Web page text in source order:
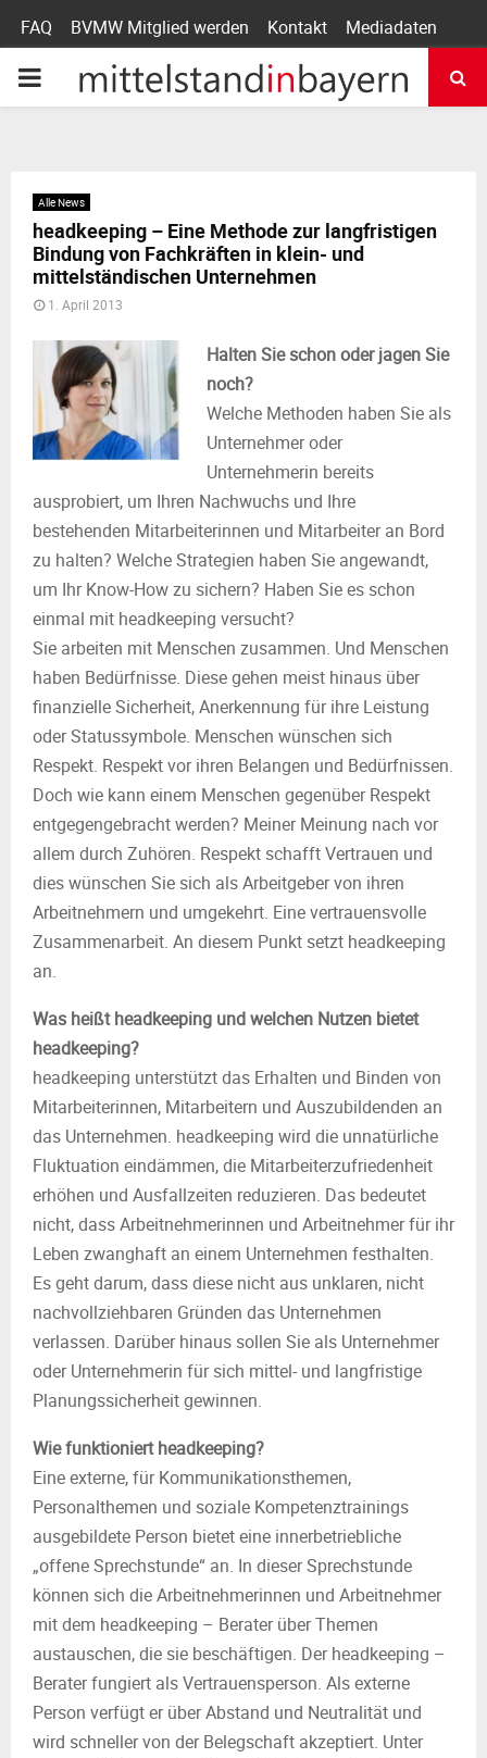
FAQ BVMW Mitglied werden Kontakt Mediadaten
P
M
A
Y
N
U
Alle News
headkeeping – Eine Methode zur langfristigen
Bindung von Fachkräften in klein- und
mittelständischen Unternehmen
1. April 2013
Halten Sie schon oder jagen Sie
noch?
Welche Methoden haben Sie als
Unternehmer oder
Unternehmerin bereits
ausprobiert, um Ihren Nachwuchs und Ihre
bestehenden Mitarbeiterinnen und Mitarbeiter an Bord
zu halten? Welche Strategien haben Sie angewandt,
um Ihr Know-How zu sichern? Haben Sie es schon
einmal mit headkeeping versucht?
Sie arbeiten mit Menschen zusammen. Und Menschen
haben Bedürfnisse. Diese gehen meist hinaus über
finanzielle Sicherheit, Anerkennung für ihre Leistung
oder Statussymbole. Menschen wünschen sich
Respekt. Respekt vor ihren Belangen und Bedürfnissen.
Doch wie kann einem Menschen gegenüber Respekt
entgegengebracht werden? Meiner Meinung nach vor
allem durch Zuhören. Respekt schafft Vertrauen und
dies wünschen Sie sich als Arbeitgeber von ihren
Arbeitnehmern und umgekehrt. Eine vertrauensvolle
Zusammenarbeit. An diesem Punkt setzt headkeeping
an.
Was heißt headkeeping und welchen Nutzen bietet
headkeeping?
headkeeping unterstützt das Erhalten und Binden von
Mitarbeiterinnen, Mitarbeitern und Auszubildenden an
das Unternehmen. headkeeping wird die unnatürliche
Fluktuation eindämmen, die Mitarbeiterzufriedenheit
erhöhen und Ausfallzeiten reduzieren. Das bedeutet
nicht, dass Arbeitnehmerinnen und Arbeitnehmer für ihr
Leben zwanghaft an einem Unternehmen festhalten.
Es geht darum, dass diese nicht aus unklaren, nicht
nachvollziehbaren Gründen das Unternehmen
verlassen. Darüber hinaus sollen Sie als Unternehmer
oder Unternehmerin für sich mittel- und langfristige
Planungssicherheit gewinnen.
Wie funktioniert headkeeping?
Eine externe, für Kommunikationsthemen,
Personalthemen und soziale Kompetenztrainings
ausgebildete Person bietet eine innerbetriebliche
„offene Sprechstunde“ an. In dieser Sprechstunde
können sich die Arbeitnehmerinnen und Arbeitnehmer
mit dem headkeeping – Berater über Themen
austauschen, die sie beschäftigen. Der headkeeping –
Berater fungiert als Vertrauensperson. Als externe
Person verfügt er über Abstand und Neutralität und
wird schneller von der Belegschaft akzeptiert. Unter